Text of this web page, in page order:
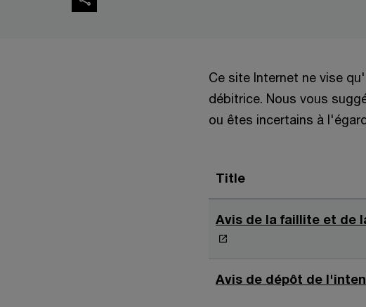
Ce site Internet ne vise
débitrice. Nous vous
ou êtes incertains à
Title
Avis de la faillite et de
Avis de dépôt de